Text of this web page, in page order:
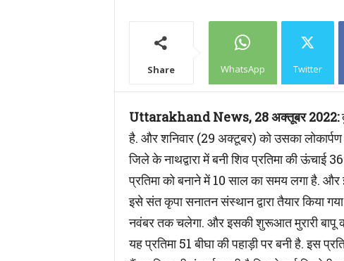
Share WhatsApp Twitter
Uttarakhand News, 28 अक्तूबर 2022:
है. और शनिवार (29 अक्टूबर) को उसका
जिले के नाथद्वारा में बनी शिव प्रतिमा की ऊंचाई
प्रतिमा को बनाने में 10 साल का समय लगा है. और
इसे संत कृपा सनातन संस्थान द्वारा तैयार किया
नवंबर तक चलेगा. और इसकी शुरूआत मुरारी बापू की
यह प्रतिमा 51 बीघा की पहाड़ी पर बनी है. इस